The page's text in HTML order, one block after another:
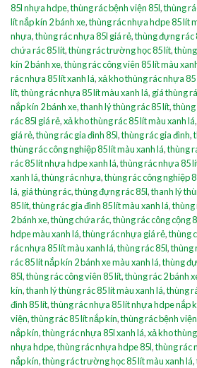
85l nhựa hdpe,thùng rác bệnh viện 85l,thùng
lít nắp kín 2 bánh xe,thùng rác nhựa hdpe 85 lít
nhựa,thùng rác nhựa 85l giá rẻ,thùng đựng rác
chứa rác 85 lít,thùng rác trường học 85 lít,
kín 2 bánh xe,thùng rác công viên 85 lít màu
rác nhựa 85 lít xanh lá,xả kho thùng rác nhựa
lít,thùng rác nhựa 85 lít màu xanh lá, giá thùng
nắp kín 2 bánh xe,thanh lý thùng rác 85 lít,thùng
rác 85l giá rẻ,xả kho thùng rác 85 lít màu xanh lá
giá rẻ,thùng rác gia đình 85l,thùng rác gia đình,
thùng rác công nghiệp 85 lít màu xanh lá,thùng
rác 85 lít nhựa hdpe xanh lá,thùng rác nhựa 85
xanh lá,thùng rác nhựa,thùng rác công nghiệp
lá, giá thùng rác,thùng đựng rác 85l,thanh lý
85 lít,thùng rác gia đình 85 lít màu xanh lá,thùng
2 bánh xe,thùng chứa rác,thùng rác công cộng
hdpe màu xanh lá,thùng rác nhựa giá rẻ,thùng
rác nhựa 85 lít màu xanh lá,thùng rác 85l,thùng
rác 85 lít nắp kín 2 bánh xe màu xanh lá,thùng
85l,thùng rác công viên 85 lít,thùng rác 2 bánh
kín,thanh lý thùng rác 85 lít màu xanh lá,thùng
đình 85 lít,thùng rác nhựa 85 lít nhựa hdpe nắp
viện,thùng rác 85 lít nắp kín,thùng rác bệnh
nắp kín,thùng rác nhựa 85l xanh lá,xả kho
nhựa hdpe,thùng rác nhựa hdpe 85l,thùng rác
nắp kín,thùng rác trường học 85 lít màu xanh lá,